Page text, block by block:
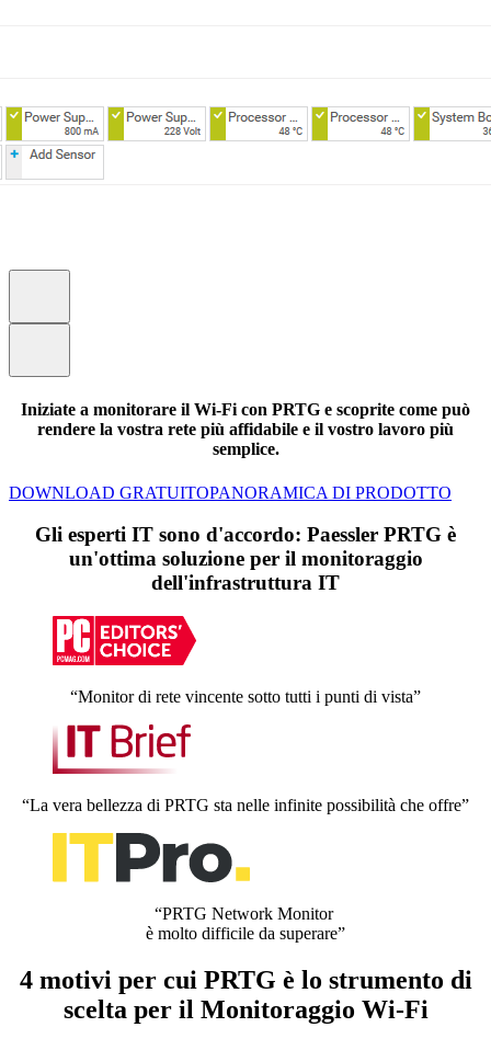
Iniziate a monitorare il Wi-Fi con PRTG e scoprite come può
rendere la vostra rete più affidabile e il vostro lavoro più
semplice.
DOWNLOAD GRATUITOPANORAMICA DI PRODOTTO
Gli esperti IT sono d'accordo: Paessler PRTG è
un'ottima soluzione per il monitoraggio
dell'infrastruttura IT
“Monitor di rete vincente sotto tutti i punti di vista”
“La vera bellezza di PRTG sta nelle infinite possibilità che offre”
“PRTG Network Monitor
è molto difficile da superare”
4 motivi per cui PRTG è lo strumento di
scelta per il Monitoraggio Wi-Fi